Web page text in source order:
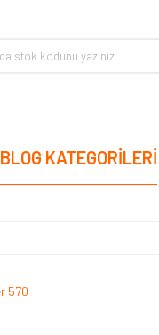
BLOG KATEGORILERI